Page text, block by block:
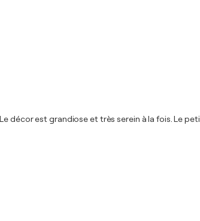
décor est grandiose et très serein à la fois. Le